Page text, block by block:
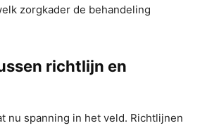
zorgkader de behandeling
richtlijn en
nu spanning in het veld. Richtlijnen